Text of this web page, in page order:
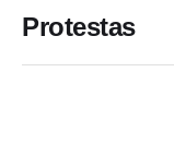
Protestas